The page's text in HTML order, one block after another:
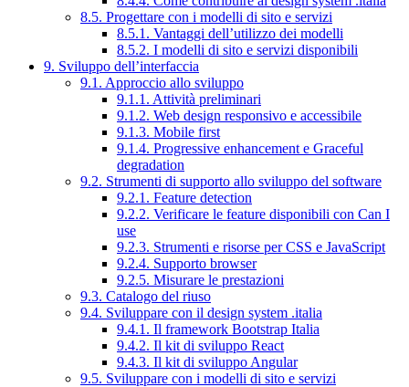
8.5. Progettare con i modelli di sito e servizi
8.5.1. Vantaggi dell’utilizzo dei modelli
8.5.2. I modelli di sito e servizi disponibili
9. Sviluppo dell’interfaccia
9.1. Approccio allo sviluppo
9.1.1. Attività preliminari
9.1.2. Web design responsivo e accessibile
9.1.3. Mobile first
9.1.4. Progressive enhancement e Graceful
degradation
9.2. Strumenti di supporto allo sviluppo del software
9.2.1. Feature detection
9.2.2. Verificare le feature disponibili con Can I
use
9.2.3. Strumenti e risorse per CSS e JavaScript
9.2.4. Supporto browser
9.2.5. Misurare le prestazioni
9.3. Catalogo del riuso
9.4. Sviluppare con il design system .italia
9.4.1. Il framework Bootstrap Italia
9.4.2. Il kit di sviluppo React
9.4.3. Il kit di sviluppo Angular
9.5. Sviluppare con i modelli di sito e servizi